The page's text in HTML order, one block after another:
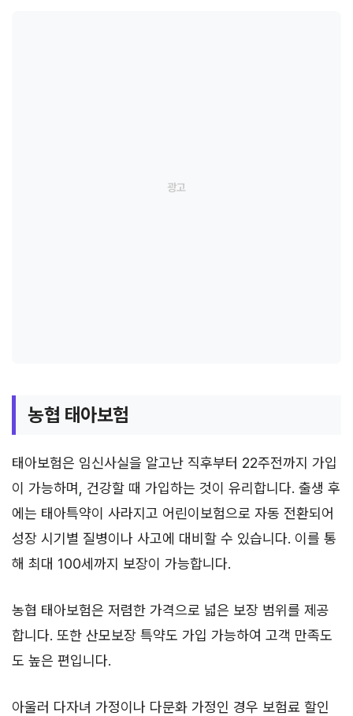
농협 태아보험
태아보험은 임신사실을 알고난 직후부터 22주전까지 가입
이 가능하며, 건강할 때 가입하는 것이 유리합니다. 출생 후
에는 태아특약이 사라지고 어린이보험으로 자동 전환되어
성장 시기별 질병이나 사고에 대비할 수 있습니다. 이를 통
해 최대 100세까지 보장이 가능합니다.
농협 태아보험은 저렴한 가격으로 넓은 보장 범위를 제공
합니다. 또한 산모보장 특약도 가입 가능하여 고객 만족도
도 높은 편입니다.
아울러 다자녀 가정이나 다문화 가정인 경우 보험료 할인